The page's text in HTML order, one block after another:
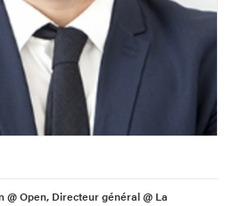
@ Open, Directeur général @ La